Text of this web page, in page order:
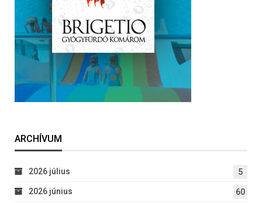
ARCHÍVUM
2026 július 5
2026 június 60